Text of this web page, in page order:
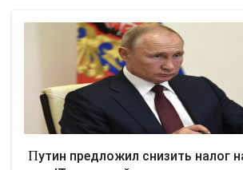
Путин предложил снизить налог на прибыль